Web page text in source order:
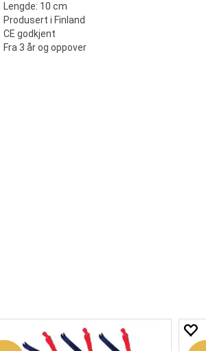
Lengde: 10 cm
Produsert i Finland
CE godkjent
Fra 3 år og oppover